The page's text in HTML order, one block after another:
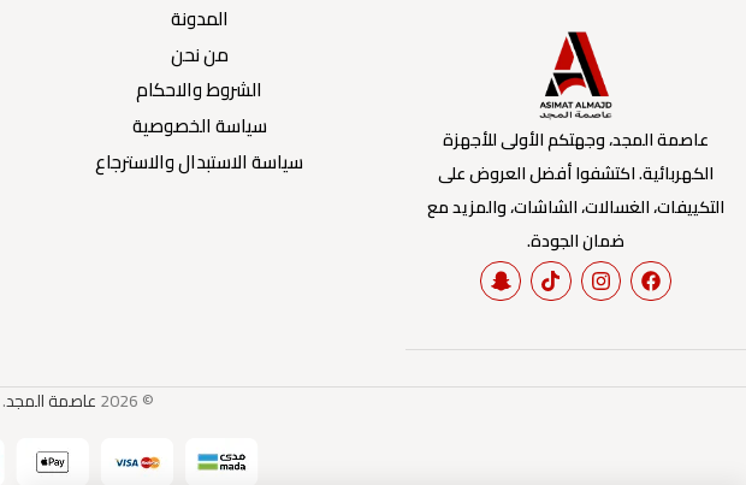
عاصمة المجد، وجهتكم الأولى للأجهزة
الكهربائية. اكتشفوا أفضل العروض على
التكييفات، الغسالات، الشاشات، والمزيد مع
ضمان الجودة.
المدونة
من نحن
الشروط والاحكام
سياسة الخصوصية
سياسة الاستبدال والاسترجاع
© 2026 عاصمة المجد. All rights reserved